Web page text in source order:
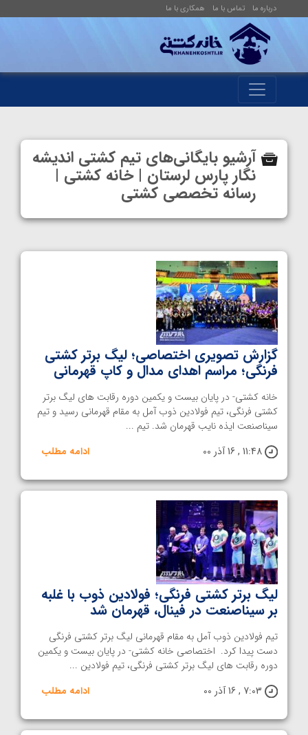
درباره ما تماس با ما همکاری با ما
آرشیو بایگانی‌های تیم کشتی اندیشه
نگار پارس لرستان | خانه کشتی |
رسانه تخصصی کشتی
گزارش تصویری اختصاصی؛ لیگ برتر کشتی
فرنگی؛ مراسم اهدای مدال و کاپ قهرمانی
خانه کشتی- در پایان بیست و یکمین دوره رقابت های لیگ برتر
کشتی فرنگی، تیم فولادین ذوب آمل به مقام قهرمانی رسید و تیم
سیناصنعت ایذه نایب قهرمان شد. تیم ...
11:48 , 16 آذر 00
ادامه مطلب
لیگ برتر کشتی فرنگی؛ فولادین ذوب با غلبه
بر سیناصنعت در فینال، قهرمان شد
تیم فولادین ذوب آمل به مقام قهرمانی لیگ برتر کشتی فرنگی
دست پیدا کرد. اختصاصی خانه کشتی- در پایان بیست و یکمین
دوره رقابت های لیگ برتر کشتی فرنگی، تیم فولادین ...
7:03 , 16 آذر 00
ادامه مطلب